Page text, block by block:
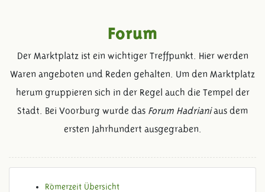
Forum
Der Marktplatz ist ein wichtiger Treffpunkt. Hier werden
Waren angeboten und Reden gehalten. Um den Marktplatz
herum gruppieren sich in der Regel auch die Tempel der
Stadt. Bei Voorburg wurde das Forum Hadrianiaus dem
ersten Jahrhundert ausgegraben.
Römerzeit Übersicht